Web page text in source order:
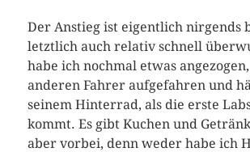
Der Anstieg ist eigentlich nirgends
letztlich auch relativ schnell
habe ich nochmal etwas
anderen Fahrer aufgefahren und
seinem Hinterrad, als die erste
kommt. Es gibt Kuchen und
aber vorbei, denn weder habe ich